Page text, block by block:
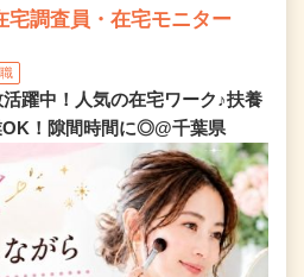
宅調査員・在宅モニター
躍中！人気の在宅ワーク♪扶養
！隙間時間に◎@千葉県